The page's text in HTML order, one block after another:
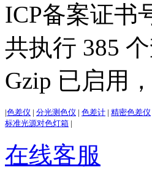
ICP备案证书
共执行 385
Gzip 已启用
|色差仪 | 分光测色仪 | 色差计 | 精密色差仪
标准光源对色灯箱 |
在线客服